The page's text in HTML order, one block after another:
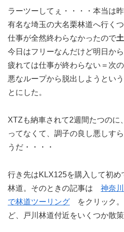
ラーツーしてぇ・・・・本当は
有名な埼玉の大名栗林道へ行く
仕事が全然終わらなかったので
今日はフリーなんだけど明日か
疲れては仕事が終わらない＝次
悪なループから脱出しようとい
とにした。
XTZも納車されて2週間たつのに
ってなくて、調子の良し悪しす
うだ・・・・
行き先はKLX125を購入して初め
林道。そのときの記事は 神奈
で林道ツーリング をクリック。
ど、戸川林道付近をいくつか散策